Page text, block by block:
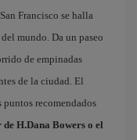
Francisco se halla
mundo. Da un paseo
de empinadas
de la ciudad. El
puntos recomendados
H.Dana Bowers o el